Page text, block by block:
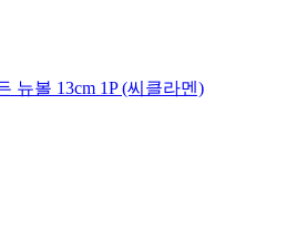
뉴볼 13cm 1P (씨클라멘)